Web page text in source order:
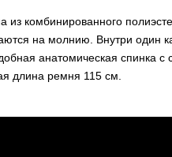
комбинированного
на молнию. Внутри
анатомическая спинка
длина ремня 115 см.